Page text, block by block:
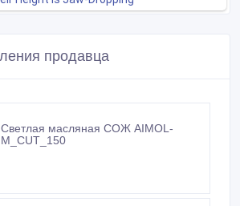
продавца
Светлая масляная СОЖ AIMOL-
M_CUT_150